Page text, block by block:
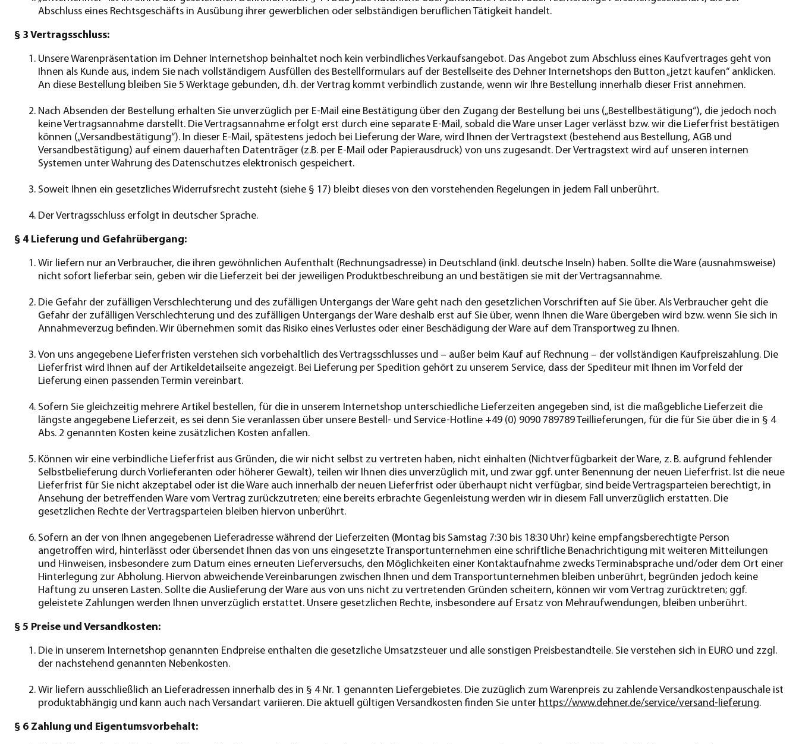
Abschluss eines Rechtsgeschäfts in Ausübung ihrer gewerblichen oder selbständigen beruflichen Tätigkeit handelt.
§ 3 Vertragsschluss:
Unsere Warenpräsentation im Dehner Internetshop beinhaltet noch kein verbindliches Verkaufsangebot. Das Angebot zum Abschluss eines Kaufvertrages geht von
Ihnen als Kunde aus, indem Sie nach vollständigem Ausfüllen des Bestellformulars auf der Bestellseite des Dehner Internetshops den Button „jetzt kaufen“ anklicken.
An diese Bestellung bleiben Sie 5 Werktage gebunden, d.h. der Vertrag kommt verbindlich zustande, wenn wir Ihre Bestellung innerhalb dieser Frist annehmen.
Nach Absenden der Bestellung erhalten Sie unverzüglich per E-Mail eine Bestätigung über den Zugang der Bestellung bei uns („Bestellbestätigung“), die jedoch noch
keine Vertragsannahme darstellt. Die Vertragsannahme erfolgt erst durch eine separate E-Mail, sobald die Ware unser Lager verlässt bzw. wir die Lieferfrist bestätigen
können („Versandbestätigung“). In dieser E-Mail, spätestens jedoch bei Lieferung der Ware, wird Ihnen der Vertragstext (bestehend aus Bestellung, AGB und
Versandbestätigung) auf einem dauerhaften Datenträger (z.B. per E-Mail oder Papierausdruck) von uns zugesandt. Der Vertragstext wird auf unseren internen
Systemen unter Wahrung des Datenschutzes elektronisch gespeichert.
Soweit Ihnen ein gesetzliches Widerrufsrecht zusteht (siehe § 17) bleibt dieses von den vorstehenden Regelungen in jedem Fall unberührt.
Der Vertragsschluss erfolgt in deutscher Sprache.
§ 4 Lieferung und Gefahrübergang:
Wir liefern nur an Verbraucher, die ihren gewöhnlichen Aufenthalt (Rechnungsadresse) in Deutschland (inkl. deutsche Inseln) haben. Sollte die Ware (ausnahmsweise)
nicht sofort lieferbar sein, geben wir die Lieferzeit bei der jeweiligen Produktbeschreibung an und bestätigen sie mit der Vertragsannahme.
Die Gefahr der zufälligen Verschlechterung und des zufälligen Untergangs der Ware geht nach den gesetzlichen Vorschriften auf Sie über. Als Verbraucher geht die
Gefahr der zufälligen Verschlechterung und des zufälligen Untergangs der Ware deshalb erst auf Sie über, wenn Ihnen die Ware übergeben wird bzw. wenn Sie sich in
Annahmeverzug befinden. Wir übernehmen somit das Risiko eines Verlustes oder einer Beschädigung der Ware auf dem Transportweg zu Ihnen.
Von uns angegebene Lieferfristen verstehen sich vorbehaltlich des Vertragsschlusses und – außer beim Kauf auf Rechnung – der vollständigen Kaufpreiszahlung. Die
Lieferfrist wird Ihnen auf der Artikeldetailseite angezeigt. Bei Lieferung per Spedition gehört zu unserem Service, dass der Spediteur mit Ihnen im Vorfeld der
Lieferung einen passenden Termin vereinbart.
Sofern Sie gleichzeitig mehrere Artikel bestellen, für die in unserem Internetshop unterschiedliche Lieferzeiten angegeben sind, ist die maßgebliche Lieferzeit die
längste angegebene Lieferzeit, es sei denn Sie veranlassen über unsere Bestell- und Service-Hotline +49 (0) 9090 789789 Teillieferungen, für die für Sie über die in § 4
Abs. 2 genannten Kosten keine zusätzlichen Kosten anfallen.
Können wir eine verbindliche Lieferfrist aus Gründen, die wir nicht selbst zu vertreten haben, nicht einhalten (Nichtverfügbarkeit der Ware, z. B. aufgrund fehlender
Selbstbelieferung durch Vorlieferanten oder höherer Gewalt), teilen wir Ihnen dies unverzüglich mit, und zwar ggf. unter Benennung der neuen Lieferfrist. Ist die neue
Lieferfrist für Sie nicht akzeptabel oder ist die Ware auch innerhalb der neuen Lieferfrist oder überhaupt nicht verfügbar, sind beide Vertragsparteien berechtigt, in
Ansehung der betreffenden Ware vom Vertrag zurückzutreten; eine bereits erbrachte Gegenleistung werden wir in diesem Fall unverzüglich erstatten. Die
gesetzlichen Rechte der Vertragsparteien bleiben hiervon unberührt.
Sofern an der von Ihnen angegebenen Lieferadresse während der Lieferzeiten (Montag bis Samstag 7:30 bis 18:30 Uhr) keine empfangsberechtigte Person
angetroffen wird, hinterlässt oder übersendet Ihnen das von uns eingesetzte Transportunternehmen eine schriftliche Benachrichtigung mit weiteren Mitteilungen
und Hinweisen, insbesondere zum Datum eines erneuten Lieferversuchs, den Möglichkeiten einer Kontaktaufnahme zwecks Terminabsprache und/oder dem Ort einer
Hinterlegung zur Abholung. Hiervon abweichende Vereinbarungen zwischen Ihnen und dem Transportunternehmen bleiben unberührt, begründen jedoch keine
Haftung zu unseren Lasten. Sollte die Auslieferung der Ware aus von uns nicht zu vertretenden Gründen scheitern, können wir vom Vertrag zurücktreten; ggf.
geleistete Zahlungen werden Ihnen unverzüglich erstattet. Unsere gesetzlichen Rechte, insbesondere auf Ersatz von Mehraufwendungen, bleiben unberührt.
§ 5 Preise und Versandkosten:
Die in unserem Internetshop genannten Endpreise enthalten die gesetzliche Umsatzsteuer und alle sonstigen Preisbestandteile. Sie verstehen sich in EURO und zzgl.
der nachstehend genannten Nebenkosten.
Wir liefern ausschließlich an Lieferadressen innerhalb des in § 4 Nr. 1 genannten Liefergebietes. Die zuzüglich zum Warenpreis zu zahlende Versandkostenpauschale ist
produktabhängig und kann auch nach Versandart variieren. Die aktuell gültigen Versandkosten finden Sie unter https://www.dehner.de/service/versand-lieferung.
§ 6 Zahlung und Eigentumsvorbehalt: